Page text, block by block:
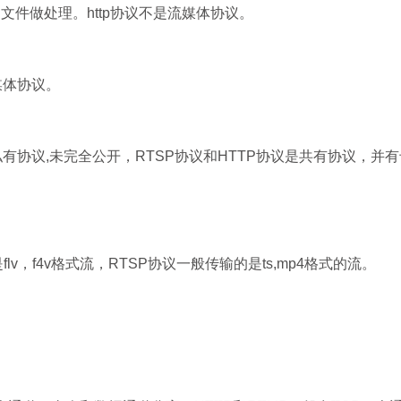
件做处理。http协议不是流媒体协议。
协议。
协议,未完全公开，RTSP协议和HTTP协议是共有协议，并
，f4v格式流，RTSP协议一般传输的是ts,mp4格式的流。